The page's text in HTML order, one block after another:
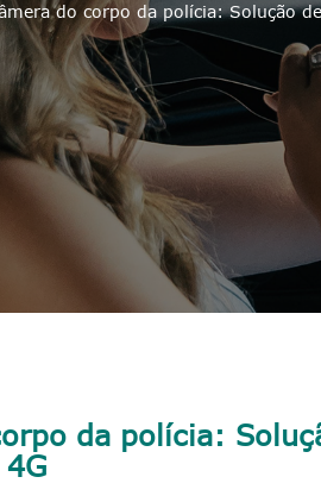
do corpo da polícia: Solução
da polícia: